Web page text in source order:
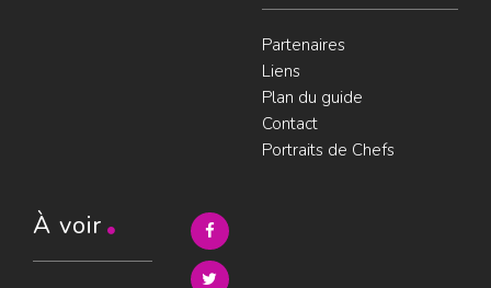
Partenaires
Liens
Plan du guide
Contact
Portraits de Chefs
À voir